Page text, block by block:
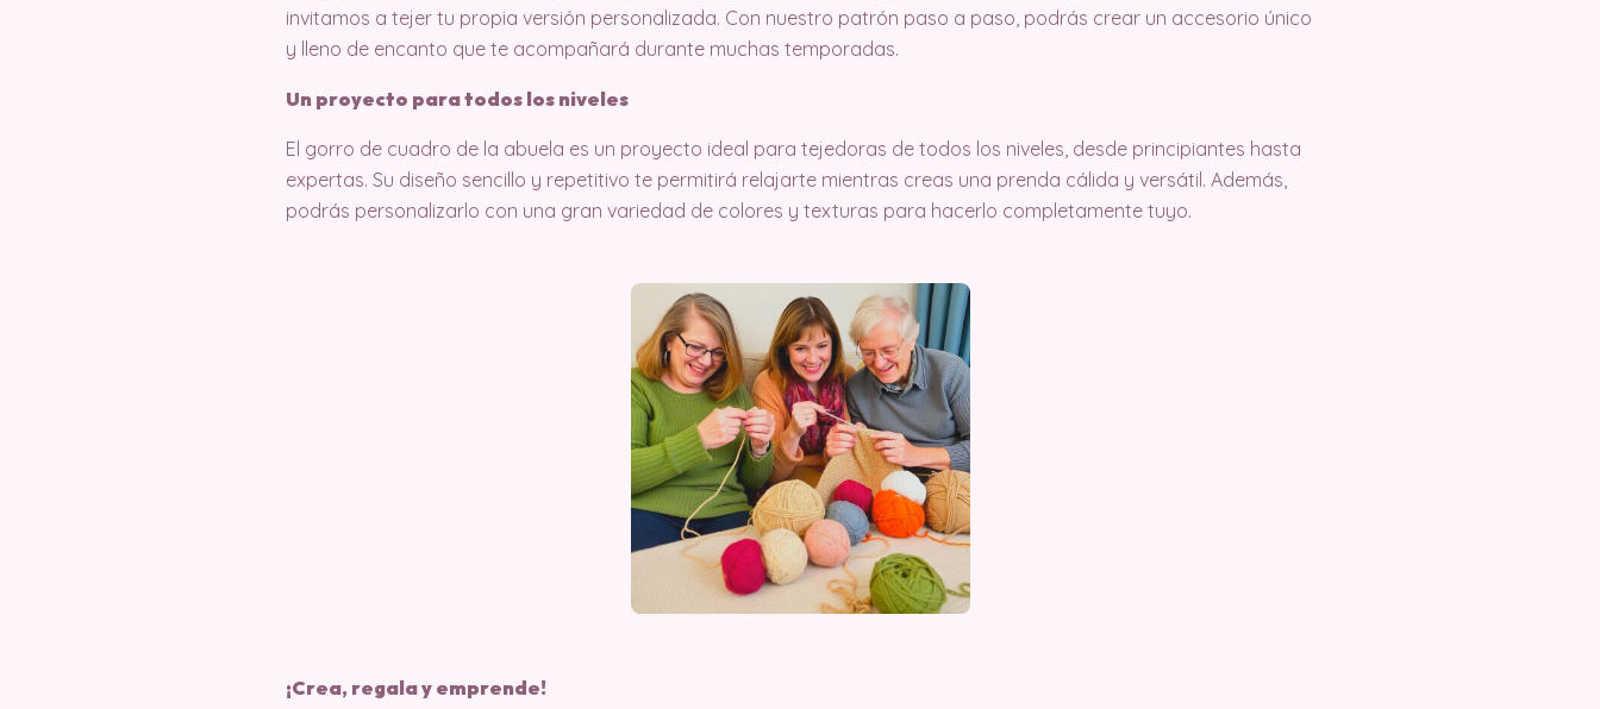
invitamos a tejer tu propia versión personalizada. Con nuestro patrón paso a paso, podrás crear un accesorio único
y lleno de encanto que te acompañará durante muchas temporadas.
Un proyecto para todos los niveles
El gorro de cuadro de la abuela es un proyecto ideal para tejedoras de todos los niveles, desde principiantes hasta
expertas. Su diseño sencillo y repetitivo te permitirá relajarte mientras creas una prenda cálida y versátil. Además,
podrás personalizarlo con una gran variedad de colores y texturas para hacerlo completamente tuyo.
¡Crea, regala y emprende!